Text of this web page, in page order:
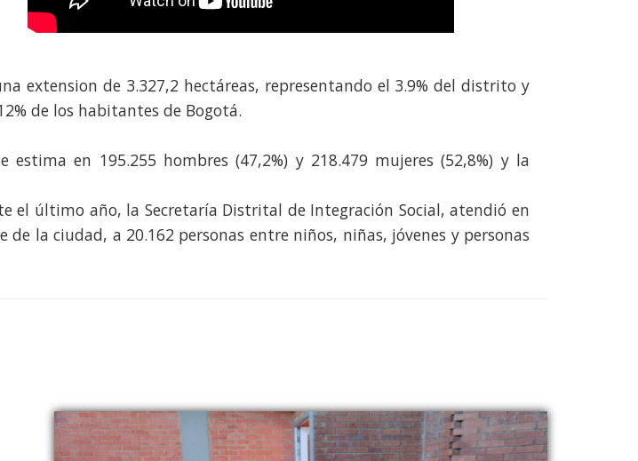
extension de 3.327,2 hectáreas, representando el 3.9% del distrito y
de los habitantes de Bogotá.​
en 195.255 hombres (47,2%) y 218.479 mujeres (52,8%) y la
el último año, la Secretaría Distrital de Integración Social, atendió en
la ciudad, a 20.162 personas entre niños, niñas, jóvenes y personas